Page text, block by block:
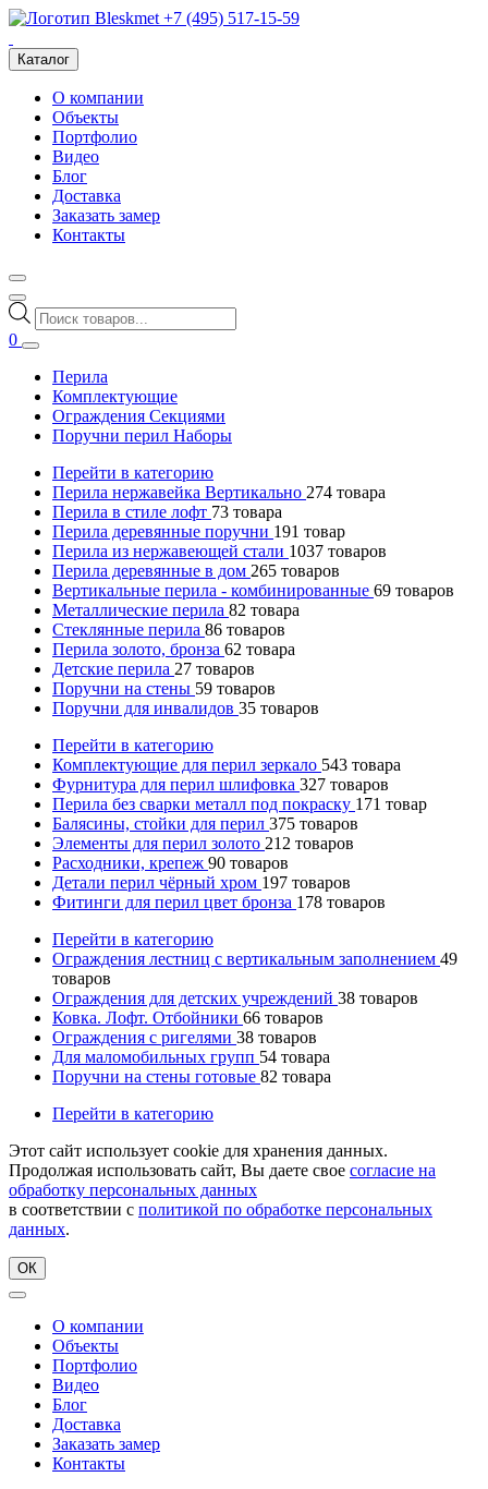
+7 (495) 517-15-59
Каталог
О компании
Объекты
Портфолио
Видео
Блог
Доставка
Заказать замер
Контакты
Поиск
товаров
0
Перила
Комплектующие
Ограждения Секциями
Поручни перил Наборы
Перейти в категорию
Перила нержавейка Вертикально 274 товара
Перила в стиле лофт 73 товара
Перила деревянные поручни 191 товар
Перила из нержавеющей стали 1037 товаров
Перила деревянные в дом 265 товаров
Вертикальные перила - комбинированные 69 товаров
Металлические перила 82 товара
Стеклянные перила 86 товаров
Перила золото, бронза 62 товара
Детские перила 27 товаров
Поручни на стены 59 товаров
Поручни для инвалидов 35 товаров
Перейти в категорию
Комплектующие для перил зеркало 543 товара
Фурнитура для перил шлифовка 327 товаров
Перила без сварки металл под покраску 171 товар
Балясины, стойки для перил 375 товаров
Элементы для перил золото 212 товаров
Расходники, крепеж 90 товаров
Детали перил чёрный хром 197 товаров
Фитинги для перил цвет бронза 178 товаров
Перейти в категорию
Ограждения лестниц с вертикальным заполнением 49
товаров
Ограждения для детских учреждений 38 товаров
Ковка. Лофт. Отбойники 66 товаров
Ограждения с ригелями 38 товаров
Для маломобильных групп 54 товара
Поручни на стены готовые 82 товара
Перейти в категорию
Этот сайт использует cookie для хранения данных.
Продолжая использовать сайт, Вы даете свое согласие на
обработку персональных данных
в соответствии с политикой по обработке персональных
данных.
ОК
О компании
Объекты
Портфолио
Видео
Блог
Доставка
Заказать замер
Контакты